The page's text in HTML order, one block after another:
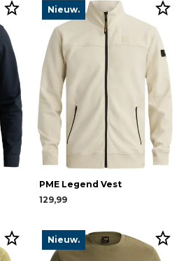
Nieuw.
PME Legend Vest
129,99
Nieuw.